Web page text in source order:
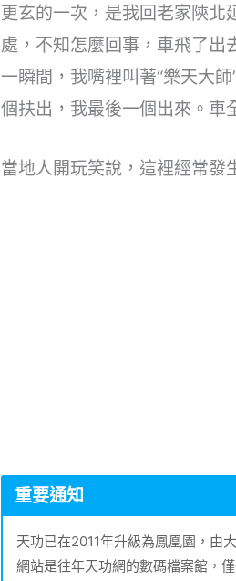
更玄的一次，是我回老家陝北
處，不知怎麼回事，車飛了出
一瞬間，我嘴裡叫著“樂天大
個扶出，我最後一個出來。車
當地人開玩笑說，這裡經常發
重要通知
天功已在2011年升級為鳳凰園，由
網站是往年天功網的數碼檔案館，